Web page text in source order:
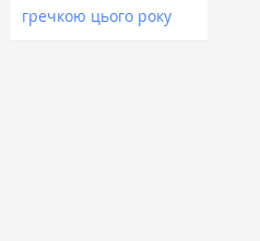
гречкою цього року